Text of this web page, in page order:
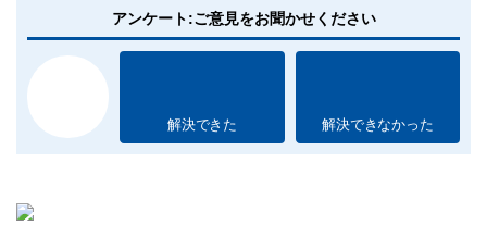
アンケート:ご意見をお聞かせください
解決できた 解決できなかった